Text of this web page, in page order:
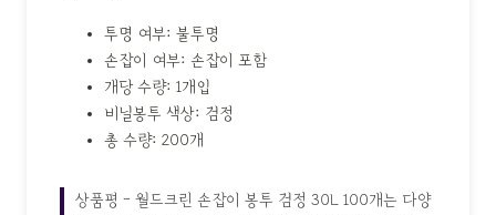
투명 여부: 불투명
손잡이 여부: 손잡이 포함
개당 수량: 1개입
비닐봉투 색상: 검정
총 수량: 200개
상품평 - 월드크린 손잡이 봉투 검정 30L 100개는 다양